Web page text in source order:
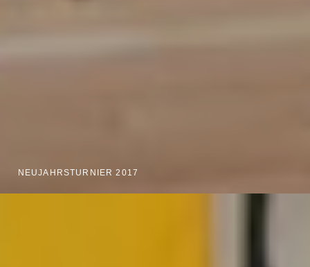
NEUJAHRSTURNIER 2017